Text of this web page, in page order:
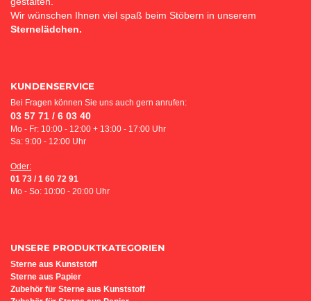
Wir wünschen Ihnen viel spaß beim Stöbern in unserem
Sternelädchen.
KUNDENSERVICE
Bei Fragen können Sie uns auch gern anrufen:
03 57 71 / 6 03 40
Mo - Fr: 10:00 - 12:00 + 13:00 - 17:00 Uhr
Sa: 9:00 - 12:00 Uhr
Oder:
01 73 / 1 60 72 91
Mo - So: 10:00 - 20:00 Uhr
UNSERE PRODUKTKATEGORIEN
Sterne aus Kunststoff
Sterne aus Papier
Zubehör für Sterne aus Kunststoff